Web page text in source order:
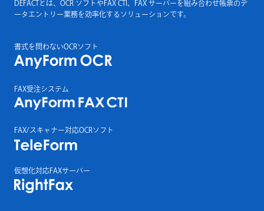
DEFACTとは、OCR ソフトやFAX CTI、FAX サーバーを組み合わせ帳票のデ
ータエントリー業務を効率化するソリューションです。
書式を問わないOCRソフト
FAX受注システム
FAX/スキャナー対応OCRソフト
仮想化対応FAXサーバー